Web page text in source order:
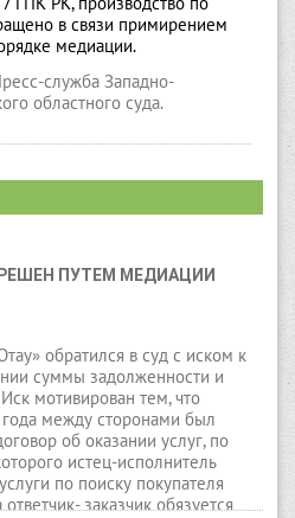
в связи примирением
медиации.
служба Западно-
областного суда.
ПУТЕМ МЕДИАЦИИ
обратился в суд с иском к
суммы задолженности и
мотивирован тем, что
между сторонами был
об оказании услуг, по
истец-исполнитель
по поиску покупателя
заказчик обязуется